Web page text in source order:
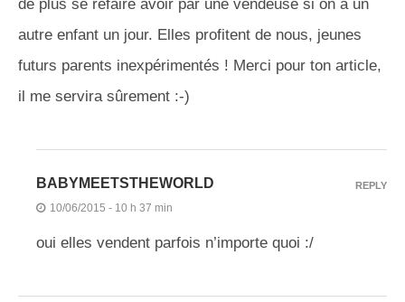
de plus se refaire avoir par une vendeuse si on a un
autre enfant un jour. Elles profitent de nous, jeunes
futurs parents inexpérimentés ! Merci pour ton article,
il me servira sûrement :-)
BABYMEETSTHEWORLD
10/06/2015 - 10 h 37 min
oui elles vendent parfois n’importe quoi :/
REPLY